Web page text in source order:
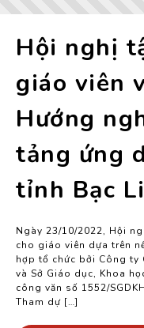
Hội nghị
giáo viên
Hướng
tảng ứng
tỉnh Bạc
Ngày 23/10/2022, Hội
cho giáo viên dựa trên
hợp tổ chức bởi Công ty
và Sở Giáo dục, Khoa
công văn số 1552/
Tham dự […]